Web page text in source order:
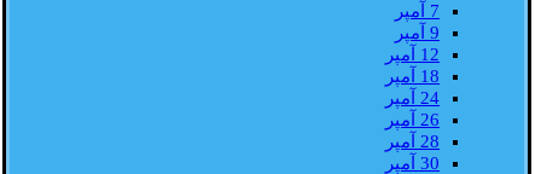
7 آمپر
9 آمپر
12 آمپر
18 آمپر
24 آمپر
26 آمپر
28 آمپر
30 آمپر